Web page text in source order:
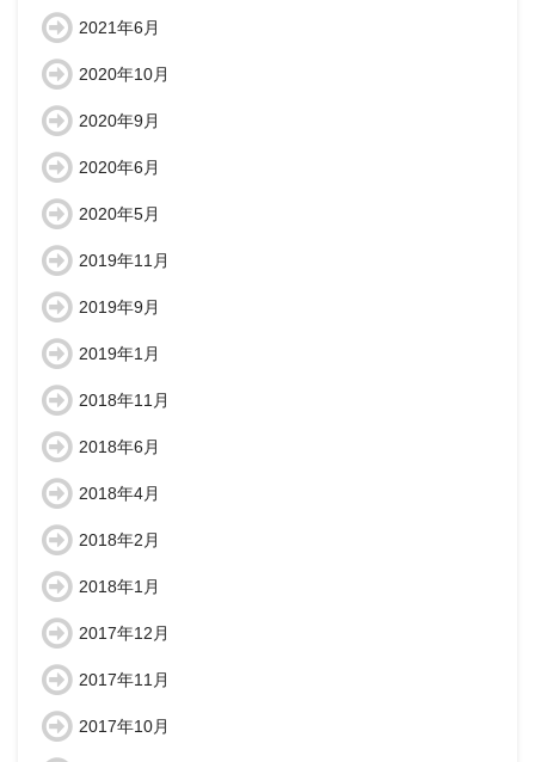
2021年6月
2020年10月
2020年9月
2020年6月
2020年5月
2019年11月
2019年9月
2019年1月
2018年11月
2018年6月
2018年4月
2018年2月
2018年1月
2017年12月
2017年11月
2017年10月